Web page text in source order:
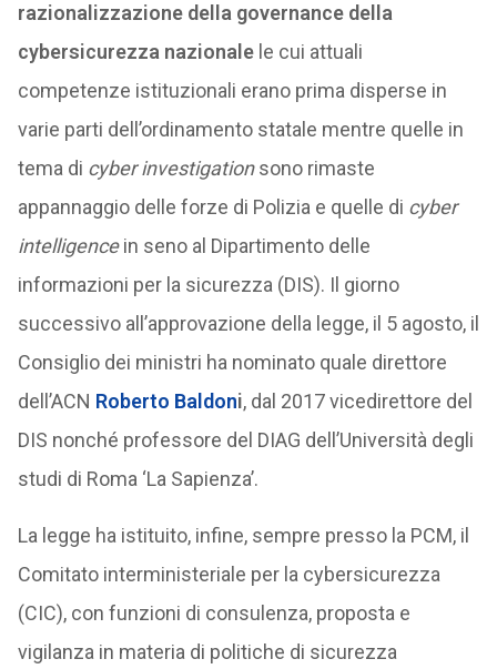
razionalizzazione della governance della
cybersicurezza nazionale le cui attuali
competenze istituzionali erano prima disperse in
varie parti dell’ordinamento statale mentre quelle in
tema di cyber investigationsono rimaste
appannaggio delle forze di Polizia e quelle di cyber
intelligencein seno al Dipartimento delle
informazioni per la sicurezza (DIS). Il giorno
successivo all’approvazione della legge, il 5 agosto, il
Consiglio dei ministri ha nominato quale direttore
dell’ACN Roberto Baldoni, dal 2017 vicedirettore del
DIS nonché professore del DIAG dell’Università degli
studi di Roma ‘La Sapienza’.
La legge ha istituito, infine, sempre presso la PCM, il
Comitato interministeriale per la cybersicurezza
(CIC), con funzioni di consulenza, proposta e
vigilanza in materia di politiche di sicurezza